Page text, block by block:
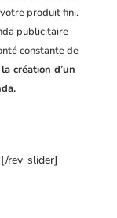
produit fini.
publicitaire
constante de
création d’un
rev_slider]